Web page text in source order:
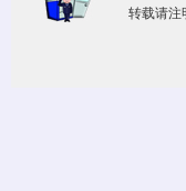
转载请注